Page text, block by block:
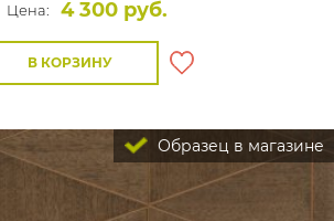
Цена:
4 300 руб.
В КОРЗИНУ
Образец в магазине